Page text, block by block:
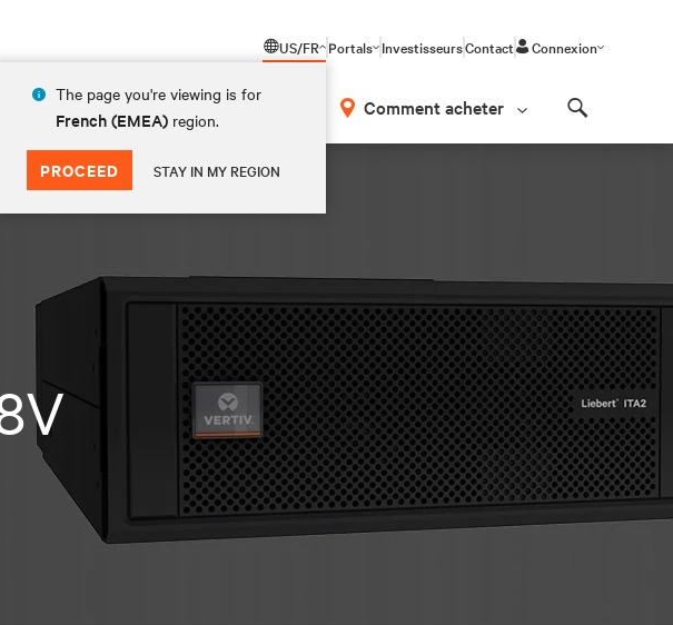
US/FR
The page you're viewing is for
French (EMEA) region.
PROCEED STAY IN MY REGION
Portals InvestisseursContact Connexion
Insights À propos Comment acheter
UPS 3 phase 208V